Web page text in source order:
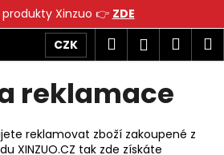
Xinzuo 👉 ZDE
CZK Hledat
reklamace
reklamovat zboží zakoupené z
XINZUO.CZ tak zde získáte